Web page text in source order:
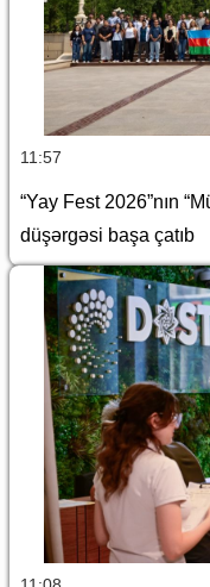
11:57
“Yay Fest 2026”nın
düşərgəsi başa çatıb